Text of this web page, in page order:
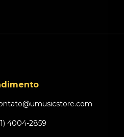
4004-2859